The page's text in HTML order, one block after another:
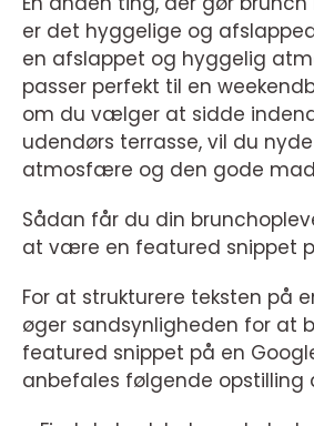
er det hyggelige og
en afslappet og hyggelig
passer perfekt til en
om du vælger at sidde
udendørs terrasse, vil du
atmosfære og den gode
Sådan får du din
at være en featured snippet
For at strukturere teksten på
øger sandsynligheden for at
featured snippet på en
anbefales følgende opstilling